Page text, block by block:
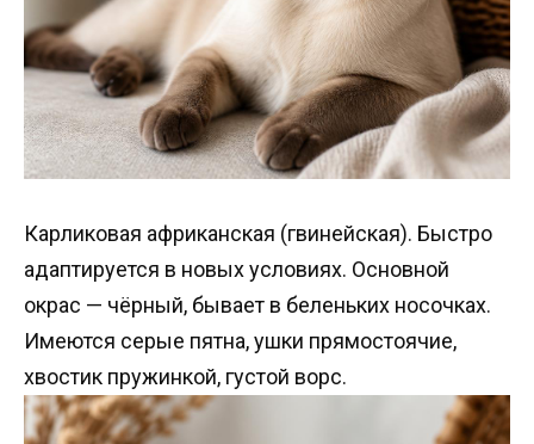
Карликовая африканская (гвинейская). Быстро
адаптируется в новых условиях. Основной
окрас — чёрный, бывает в беленьких носочках.
Имеются серые пятна, ушки прямостоячие,
хвостик пружинкой, густой ворс.